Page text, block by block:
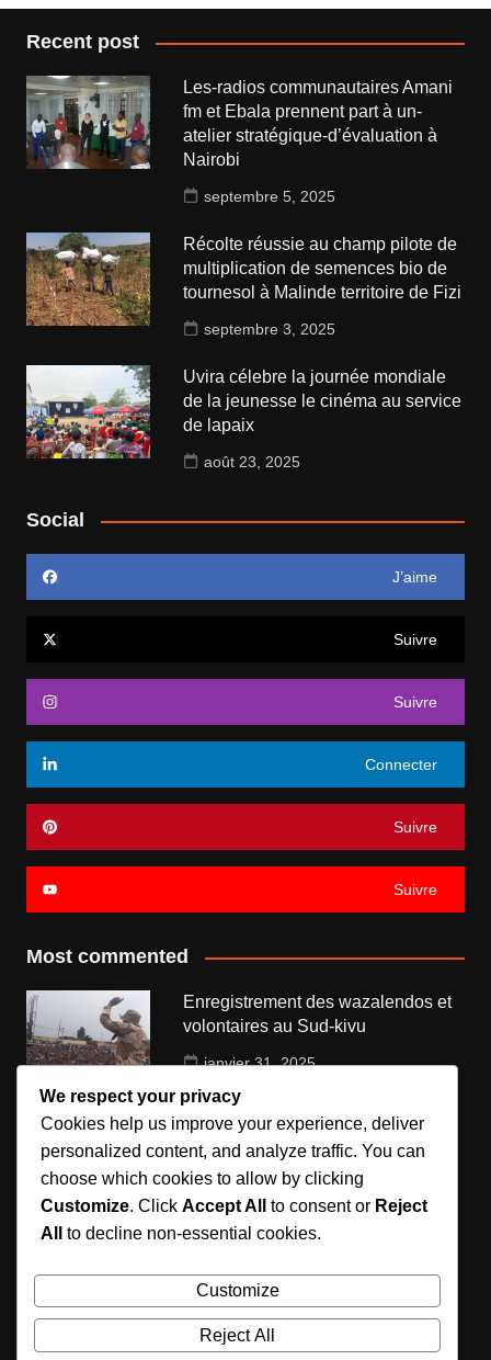
Recent post
Les-radios communautaires Amani
fm et Ebala prennent part à un-
atelier stratégique-d’évaluation à
Nairobi
septembre 5, 2025
Récolte réussie au champ pilote de
multiplication de semences bio de
tournesol à Malinde territoire de Fizi
septembre 3, 2025
Uvira célebre la journée mondiale
de la jeunesse le cinéma au service
de lapaix
août 23, 2025
Social
J’aime
Suivre
Suivre
Connecter
Suivre
Suivre
Most commented
Enregistrement des wazalendos et
volontaires au Sud-kivu
janvier 31, 2025
Government is launching new aero
model
novembre 11, 2018
Die mitte got new law enforced by
novembre 12, 2018
We respect your privacy
Cookies help us improve your experience, deliver
personalized content, and analyze traffic. You can
choose which cookies to allow by clicking
Customize. Click Accept All to consent or Reject
All
to decline non-essential cookies.
Customize
Reject All